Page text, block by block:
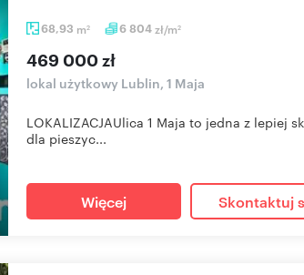
68,93 m2 6 804zł/m2
469 000 zł
lokal użytkowy Lublin, 1 Maja
LOKALIZACJAUlica 1 Maja to jedna z lepiej
dla pieszyc...
Więcej Skontaktuj